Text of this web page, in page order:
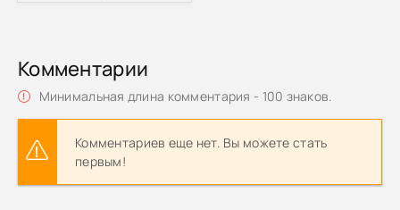
Комментарии
Минимальная длина комментария - 100 знаков.
Комментариев еще нет. Вы можете стать
первым!